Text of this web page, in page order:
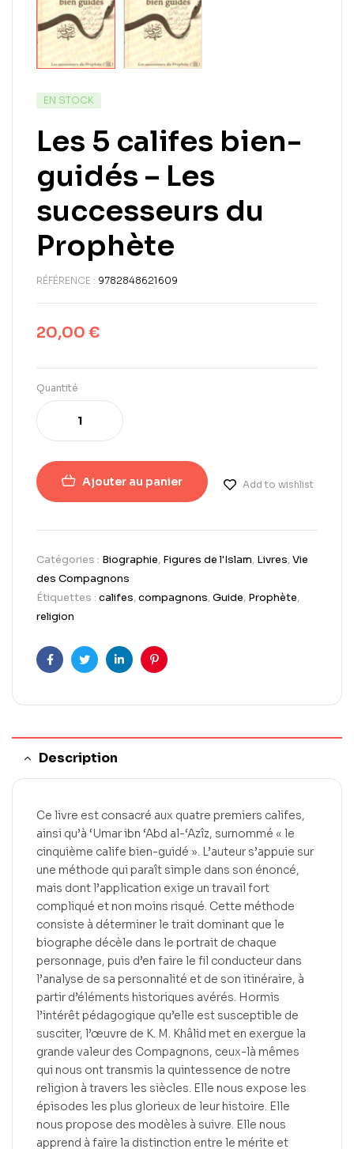
EN STOCK
Les 5 califes bien-
guidés – Les
successeurs du
Prophète
RÉFÉRENCE : 9782848621609
20,00 €
Quantité
Ajouter au panier Add to wishlist
Catégories : Biographie, Figures de l'Islam, Livres,Vie
des Compagnons
Étiquettes : califes,compagnons,Guide, Prophète,
religion
FacebookTwitterLinkedInPinterest
Description
Ce livre est consacré aux quatre premiers califes,
ainsi qu’à ‘Umar ibn ‘Abd al-‘Azîz, surnommé « le
cinquième calife bien-guidé ». L’auteur s’appuie sur
une méthode qui paraît simple dans son énoncé,
mais dont l’application exige un travail fort
compliqué et non moins risqué. Cette méthode
consiste à déterminer le trait dominant que le
biographe décèle dans le portrait de chaque
personnage, puis d’en faire le fil conducteur dans
l’analyse de sa personnalité et de son itinéraire, à
partir d’éléments historiques avérés. Hormis
l’intérêt pédagogique qu’elle est susceptible de
susciter, l’œuvre de K. M. Khâlid met en exergue la
grande valeur des Compagnons, ceux-là mêmes
qui nous ont transmis la quintessence de notre
religion à travers les siècles. Elle nous expose les
épisodes les plus glorieux de leur histoire. Elle
nous propose des modèles à suivre. Elle nous
apprend à faire la distinction entre le mérite et